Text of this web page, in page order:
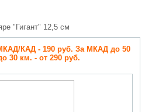
"Гигант" 12,5 см
КАД - 190 руб. За МКАД до 50
30 км. - от 290 руб.